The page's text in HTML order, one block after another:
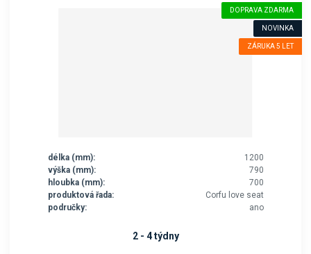
DOPRAVA ZDARMA
NOVINKA
ZÁRUKA 5 LET
délka (mm):
1200
výška (mm):
790
hloubka (mm):
700
produktová řada:
Corfu love seat
područky:
ano
2 - 4 týdny